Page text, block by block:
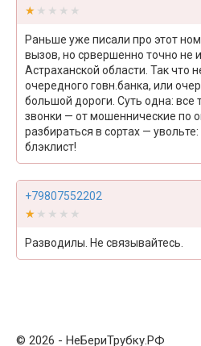
★★★★★
★★★★★
Раньше уже писали про этот
вызов, но срвершенно точно не
Астраханской области. Так что
очередного говн.банка, или
большой дороги. Суть одна: все
звонки — от мошеннические по
разбираться в сортах —
блэклист!
+79807552202
★★★★★
★★★★★
Разводилы. Не связывайтесь.
© 2026 - НеБериТрубку.РФ